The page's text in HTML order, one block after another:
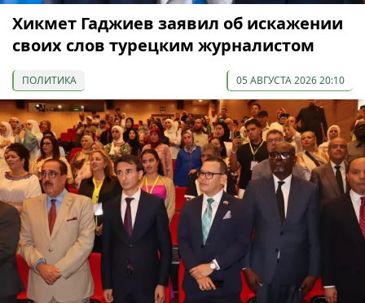
Хикмет Гаджиев заявил об искажении
своих слов турецким журналистом
ПОЛИТИКА 05 АВГУСТА 2026 20:10